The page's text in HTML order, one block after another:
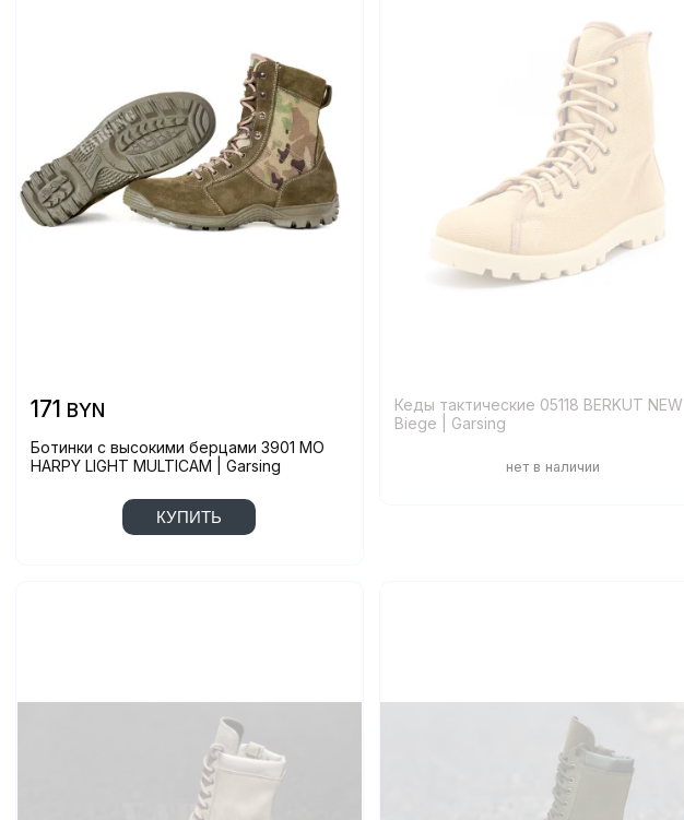
Ботинки с высокими берцами 3901 MO
HARPY LIGHT MULTICAM | Garsing
171 BYN
КУПИТЬ
Кеды тактические 05118 BERKUT NEW
Biege | Garsing